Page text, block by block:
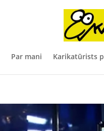
Par mani Karikatūrists